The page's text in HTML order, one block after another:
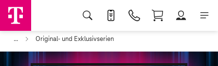
... Original- und Exklusivserien